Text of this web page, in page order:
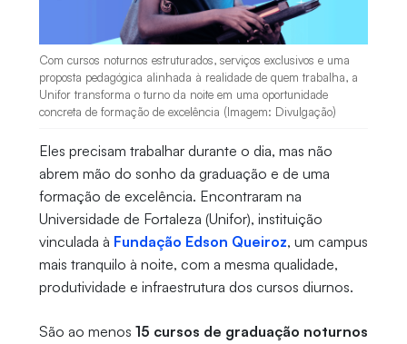
Com cursos noturnos estruturados, serviços exclusivos e uma
proposta pedagógica alinhada à realidade de quem trabalha, a
Unifor transforma o turno da noite em uma oportunidade
concreta de formação de excelência (Imagem: Divulgação)
Eles precisam trabalhar durante o dia, mas não
abrem mão do sonho da graduação e de uma
formação de excelência. Encontraram na
Universidade de Fortaleza (Unifor), instituição
vinculada à Fundação Edson Queiroz, um campus
mais tranquilo à noite, com a mesma qualidade,
produtividade e infraestrutura dos cursos diurnos.
São ao menos 15 cursos de graduação noturnos